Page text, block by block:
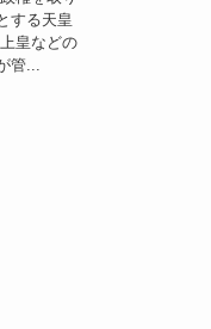
する天皇
皇などの
管...